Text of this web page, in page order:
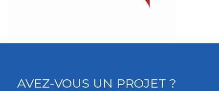
AVEZ-VOUS UN PROJET ?